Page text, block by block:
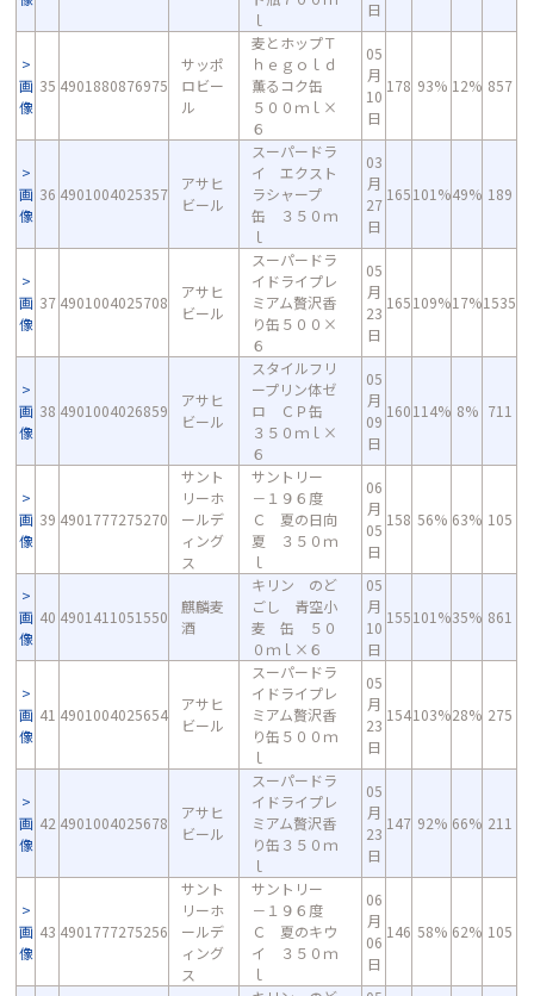
ｌ
日
画
像
35 4901880876975
サッポ
ロビー
ル
麦とホップＴ
ｈｅｇｏｌｄ
薫るコク缶
５００ｍｌ×
６
05
月
10
日
178 93% 12% 857
画
像
36 4901004025357
アサヒ
ビール
スーパードラ
イ エクスト
ラシャープ
缶 ３５０ｍ
ｌ
03
月
27
日
165101%49% 189
画
像
37 4901004025708
アサヒ
ビール
スーパードラ
イドライプレ
ミアム贅沢香
り缶５００×
６
05
月
23
日
165109%17%1535
画
像
38 4901004026859
アサヒ
ビール
スタイルフリ
ープリン体ゼ
ロ ＣＰ缶
３５０ｍｌ×
６
05
月
09
日
160114% 8% 711
画
像
39 4901777275270
サント
リーホ
ールデ
ィング
ス
サントリー
－１９６度
Ｃ 夏の日向
夏 ３５０ｍ
ｌ
06
月
05
日
158 56% 63% 105
画
像
40 4901411051550
麒麟麦
酒
キリン のど
ごし 青空小
麦 缶 ５０
０ｍｌ×６
05
月
10
日
155101%35% 861
画
像
41 4901004025654
アサヒ
ビール
スーパードラ
イドライプレ
ミアム贅沢香
り缶５００ｍ
ｌ
05
月
23
日
154103%28% 275
画
像
42 4901004025678
アサヒ
ビール
スーパードラ
イドライプレ
ミアム贅沢香
り缶３５０ｍ
ｌ
05
月
23
日
147 92% 66% 211
画
像
43 4901777275256
サント
リーホ
ールデ
ィング
ス
サントリー
－１９６度
Ｃ 夏のキウ
イ ３５０ｍ
ｌ
06
月
06
日
146 58% 62% 105